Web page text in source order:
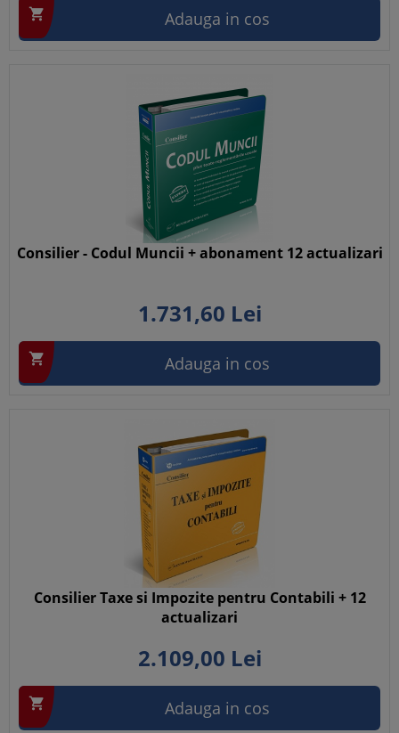
 Adauga in cos
Consilier - Codul Muncii + abonament 12 actualizari
1.731,60 Lei
 Adauga in cos
Consilier Taxe si Impozite pentru Contabili + 12
actualizari
2.109,00 Lei
 Adauga in cos